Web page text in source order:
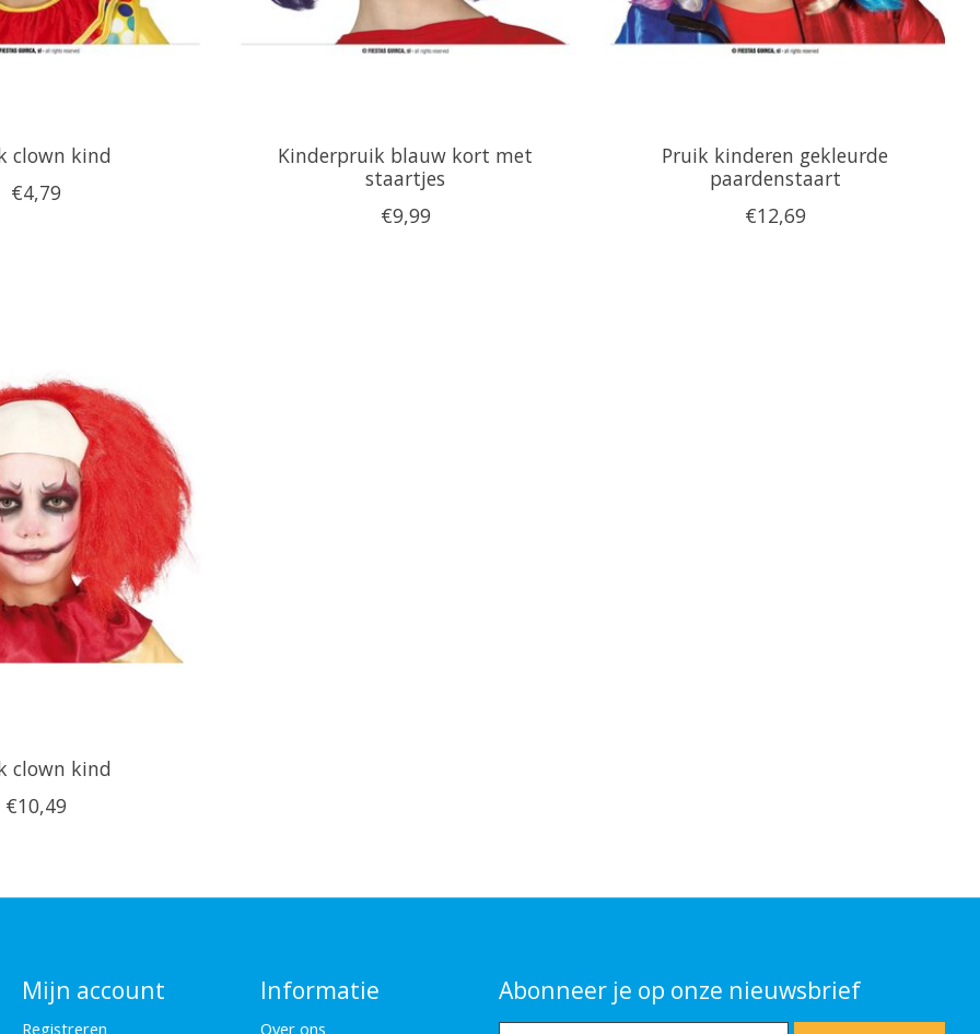
clown kind
€4,79
Kinderpruik blauw kort met
staartjes
€9,99
Pruik kinderen gekleurde
paardenstaart
€12,69
clown kind
€10,49
Mijn account
Registreren
Informatie
Over ons
Abonneer je op onze nieuwsbrief